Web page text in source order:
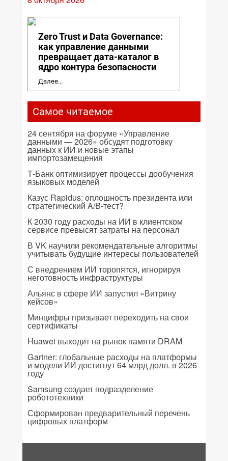
Zero Trust и Data Governance:
как управление данными
превращает дата-каталог в
ядро контура безопасности
Далее...
Самое читаемое
24 сентября на форуме «Управление
данными — 2026» обсудят подготовку
данных к ИИ и новые этапы
импортозамещения
Т-Банк оптимизирует процессы дообучения
языковых моделей
Казус Rapidus: оплошность президента или
стратегический A/B-тест?
К 2030 году расходы на ИИ в клиентском
сервисе превысят затраты на персонал
В VK научили рекомендательные алгоритмы
учитывать будущие интересы пользователей
С внедрением ИИ торопятся, игнорируя
неготовность инфраструктуры
Альянс в сфере ИИ запустил «Витрину
кейсов»
Минцифры призывает переходить на свои
сертификаты
Huawei выходит на рынок памяти DRAM
Gartner: глобальные расходы на платформы
и модели ИИ достигнут 64 млрд долл. в 2026
году
Samsung создает подразделение
робототехники
Сформирован предварительный перечень
цифровых платформ